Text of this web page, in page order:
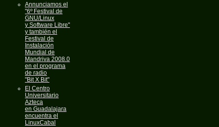
Annunciamos el
"6º Festival de
GNU/Linux
y Software Libre"
y también el
Festival de
Instalación
Mundial de
Mandriva 2008.0
en el programa
de radio
"Bit X Bit"
El Centro
Universitario
Azteca
en Guadalajara
encuentra el
LinuxCabal